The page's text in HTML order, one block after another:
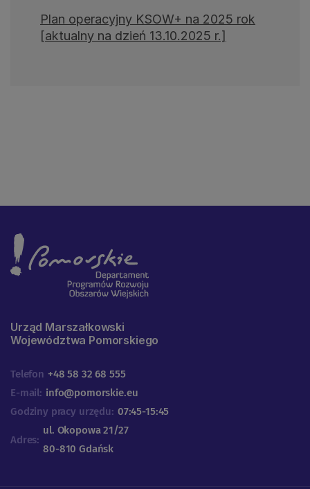
Plan operacyjny KSOW+ na 2025 rok
[aktualny na dzień 13.10.2025 r.]
Urząd Marszałkowski
Województwa Pomorskiego
Telefon +48 58 32 68 555
E-mail: info@pomorskie.eu
Godziny pracy urzędu: 07:45-15:45
Adres:
ul. Okopowa 21/27
80-810 Gdańsk